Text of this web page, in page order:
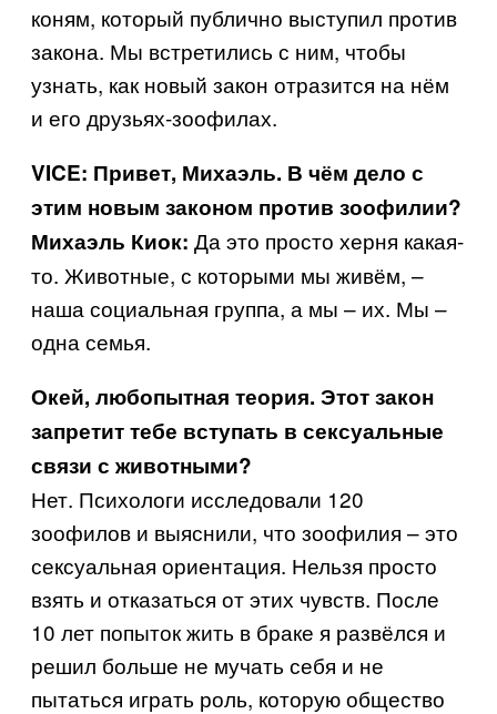
коням, который публично выступил против
закона. Мы встретились с ним, чтобы
узнать, как новый закон отразится на нём
и его друзьях-зоофилах.
VICE: Привет, Михаэль. В чём дело с
этим новым законом против зоофилии?
Михаэль Киок: Да это просто херня какая-
то. Животные, с которыми мы живём, –
наша социальная группа, а мы – их. Мы –
одна семья.
Окей, любопытная теория. Этот закон
запретит тебе вступать в сексуальные
связи с животными?
Нет. Психологи исследовали 120
зоофилов и выяснили, что зоофилия – это
сексуальная ориентация. Нельзя просто
взять и отказаться от этих чувств. После
10 лет попыток жить в браке я развёлся и
решил больше не мучать себя и не
пытаться играть роль, которую общество